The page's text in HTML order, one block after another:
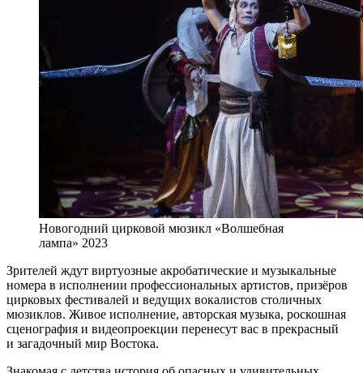
Новогодний цирковой мюзикл «Волшебная
лампа» 2023
Зрителей ждут виртуозные акробатические и музыкальные
номера в исполнении профессиональных артистов, призёров
цирковых фестивалей и ведущих вокалистов столичных
мюзиклов. Живое исполнение, авторская музыка, роскошная
сценография и видеопроекции перенесут вас в прекрасный
и загадочный мир Востока.